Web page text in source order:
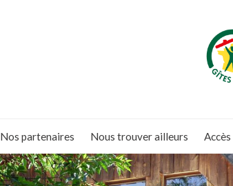
.
Nos partenaires Nous trouver ailleurs Accès